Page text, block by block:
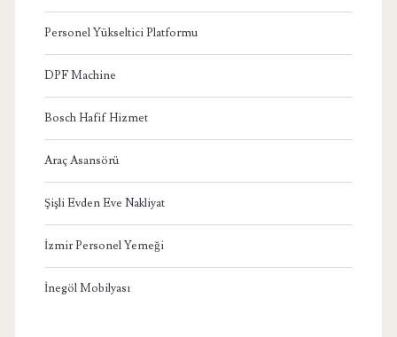
Personel Yükseltici Platformu
DPF Machine
Bosch Hafif Hizmet
Araç Asansörü
Şişli Evden Eve Nakliyat
İzmir Personel Yemeği
İnegöl Mobilyası